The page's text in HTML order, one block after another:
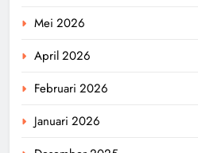
Mei 2026
April 2026
Februari 2026
Januari 2026